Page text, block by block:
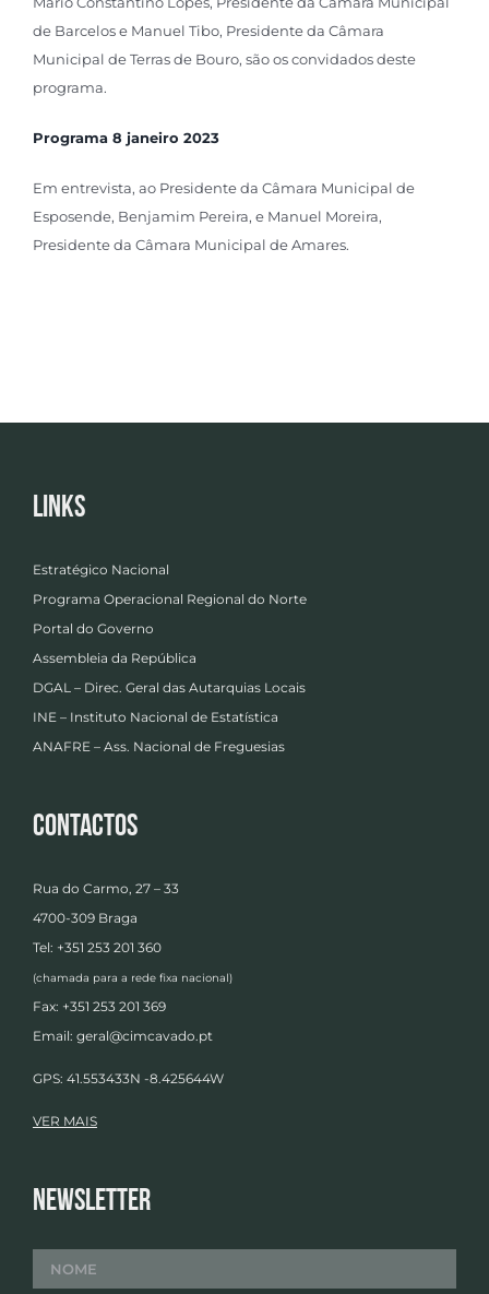
de Barcelos e Manuel Tibo, Presidente da Câmara
Municipal de Terras de Bouro, são os convidados deste
programa.
Programa 8 janeiro 2023
Em entrevista, ao Presidente da Câmara Municipal de
Esposende, Benjamim Pereira, e Manuel Moreira,
Presidente da Câmara Municipal de Amares.
Links
Estratégico Nacional
Programa Operacional Regional do Norte
Portal do Governo
Assembleia da República
DGAL – Direc. Geral das Autarquias Locais
INE – Instituto Nacional de Estatística
ANAFRE – Ass. Nacional de Freguesias
Contactos
Rua do Carmo, 27 – 33
4700-309 Braga
Tel: +351 253 201 360
(chamada para a rede fixa nacional)
Fax: +351 253 201 369
Email: geral@cimcavado.pt
GPS: 41.553433N -8.425644W
VER MAIS
Newsletter